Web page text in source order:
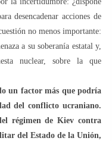
desencadenar acciones de
no menos importante:
a su soberanía estatal y,
nuclear, sobre la que
un factor más que podría
del conflicto ucraniano.
régimen de Kiev contra
del Estado de la Unión,